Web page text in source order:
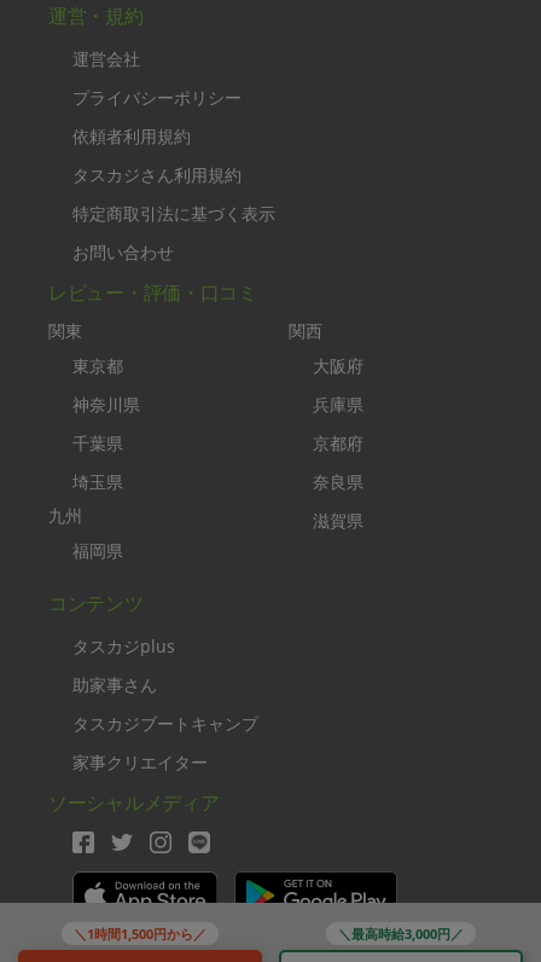
＼1時間1,500円から／ ＼最高時給3,000円／
運営・規約
運営会社
プライバシーポリシー
依頼者利用規約
タスカジさん利用規約
特定商取引法に基づく表示
お問い合わせ
レビュー・評価・口コミ
関東
東京都
神奈川県
千葉県
埼玉県
九州
福岡県
関西
大阪府
兵庫県
京都府
奈良県
滋賀県
コンテンツ
タスカジplus
助家事さん
タスカジブートキャンプ
家事クリエイター
ソーシャルメディア